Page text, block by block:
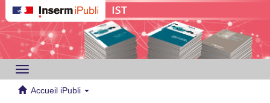
Toggle
navigation
Accueil iPubli